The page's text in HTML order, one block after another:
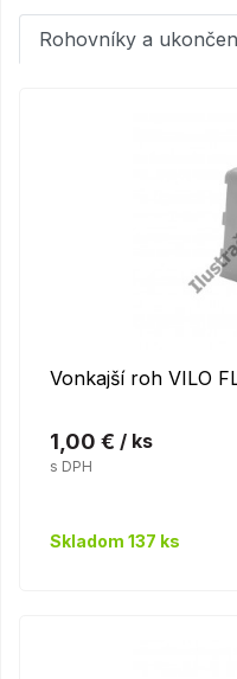
Rohovníky a
Vonkajší roh VILO
1,00 € / ks
s DPH
Skladom 137 ks